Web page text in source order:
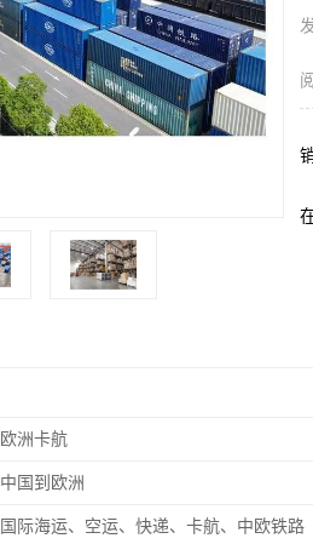
欧洲卡航
中国到欧洲
国际海运、空运、快递、卡航、中欧铁路